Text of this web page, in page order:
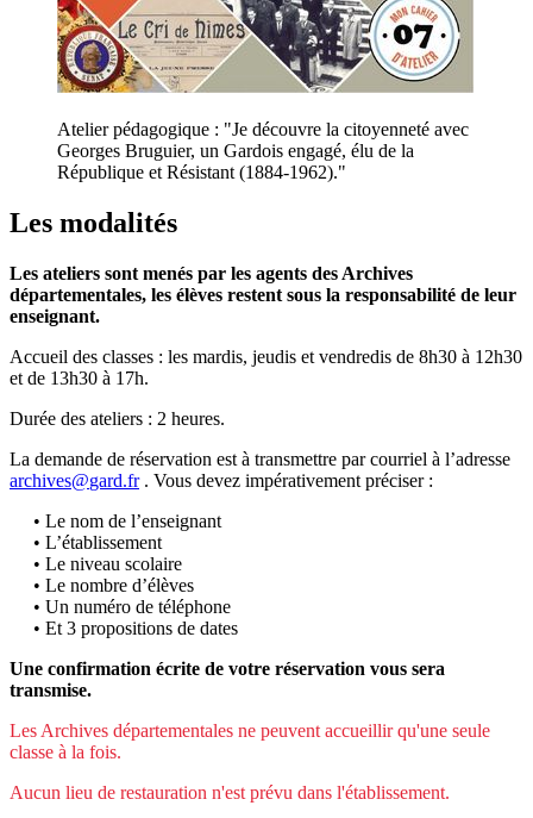
Atelier pédagogique : "Je découvre la citoyenneté avec
Georges Bruguier, un Gardois engagé, élu de la
République et Résistant (1884-1962)."
Les modalités
Les ateliers sont menés par les agents des Archives
départementales, les élèves restent sous la responsabilité de leur
enseignant.
Accueil des classes : les mardis, jeudis et vendredis de 8h30 à 12h30
et de 13h30 à 17h.
Durée des ateliers : 2 heures.
La demande de réservation est à transmettre par courriel à l’adresse
archives@gard.fr. Vous devez impérativement préciser :
• Le nom de l’enseignant
• L’établissement
• Le niveau scolaire
• Le nombre d’élèves
• Un numéro de téléphone
• Et 3 propositions de dates
Une confirmation écrite de votre réservation vous sera
transmise.
Les Archives départementales ne peuvent accueillir qu'une seule
classe à la fois.
Aucun lieu de restauration n'est prévu dans l'établissement.